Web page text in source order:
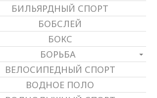
БИЛЬЯРДНЫЙ СПОРТ
БОБСЛЕЙ
БОКС
БОРЬБА
ВЕЛОСИПЕДНЫЙ СПОРТ
ВОДНОЕ ПОЛО